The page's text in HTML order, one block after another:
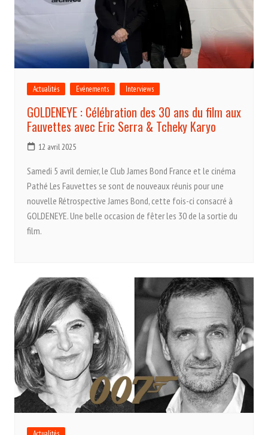
Actualités Evénements Interviews
GOLDENEYE : Célébration des 30 ans du film aux
Fauvettes avec Eric Serra & Tcheky Karyo
12 avril 2025
Samedi 5 avril dernier, le Club James Bond France et le cinéma
Pathé Les Fauvettes se sont de nouveaux réunis pour une
nouvelle Rétrospective James Bond, cette fois-ci consacré à
GOLDENEYE. Une belle occasion de fêter les 30 de la sortie du
film.